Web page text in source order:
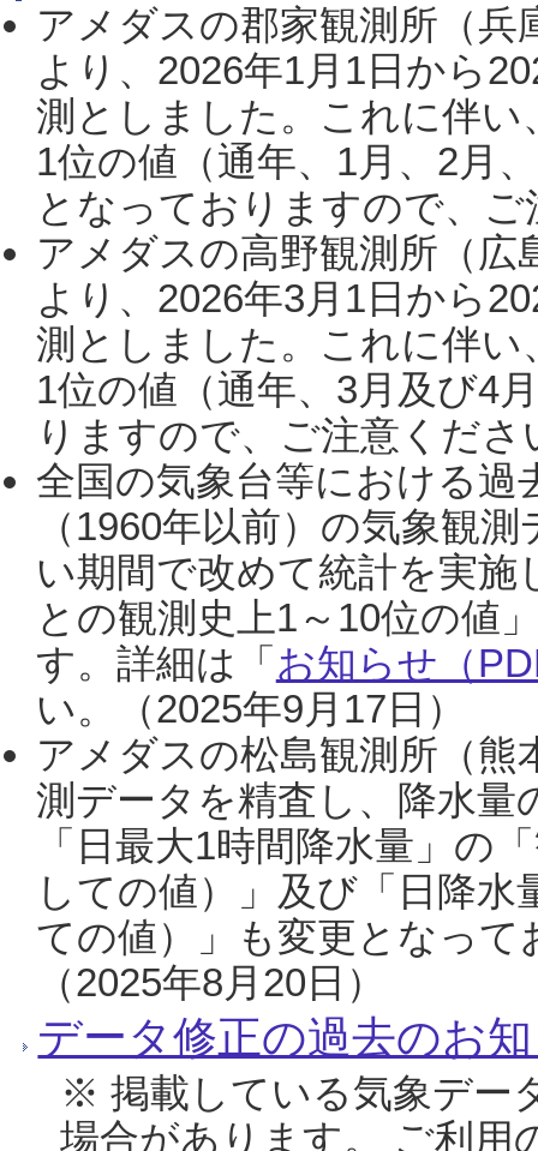
アメダスの郡家観測所（
より、2026年1月1日から
測としました。これに伴い
1位の値（通年、1月、2月
となっておりますので、
アメダスの高野観測所（
より、2026年3月1日から
測としました。これに伴い
1位の値（通年、3月及び4
りますので、ご注意くだ
全国の気象台等における過
（1960年以前）の気象観
い期間で改めて統計を実
との観測史上1～10位の値
す。詳細は「 お知らせ（
い。（2025年9月17日）
アメダスの松島観測所（熊
測データを精査し、降水
「日最大1時間降水量」の
しての値）」及び「日降
ての値）」も変更となっ
（2025年8月20日）
データ修正の過去のお
※ 掲載している気象デー
場合があります。 ご利用